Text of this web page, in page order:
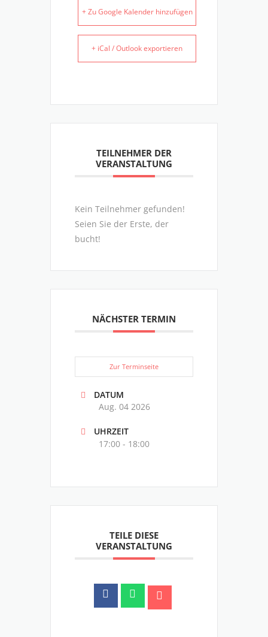
+ Zu Google Kalender hinzufügen
+ iCal / Outlook exportieren
TEILNEHMER DER
VERANSTALTUNG
Kein Teilnehmer gefunden!
Seien Sie der Erste, der
bucht!
NÄCHSTER TERMIN
Zur Terminseite
DATUM
Aug. 04 2026
UHRZEIT
17:00 - 18:00
TEILE DIESE
VERANSTALTUNG